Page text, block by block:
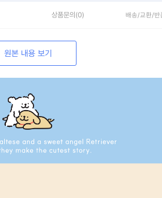
상품문의 (0) 배송/교환/반
원본 내용 보기